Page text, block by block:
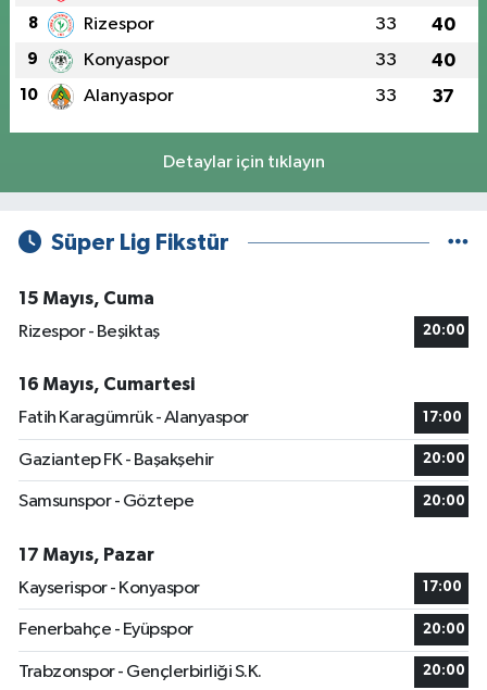
8 Rizespor 33 40
9 Konyaspor 33 40
10 Alanyaspor 33 37
Detaylar için tıklayın
Süper Lig Fikstür
15 Mayıs, Cuma
Rizespor - Beşiktaş
20:00
16 Mayıs, Cumartesi
Fatih Karagümrük - Alanyaspor
17:00
Gaziantep FK - Başakşehir 20:00
Samsunspor - Göztepe 20:00
17 Mayıs, Pazar
Kayserispor - Konyaspor
17:00
Fenerbahçe - Eyüpspor 20:00
Trabzonspor - Gençlerbirliği S.K. 20:00